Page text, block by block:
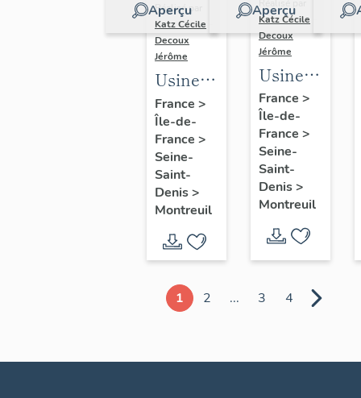
Aperçu
Réalisé par
Katz Cécile
Decoux
Jérôme
Usine
de
peausserie
Jumel
aîné,
puis
usine
de
céramique
E.
Robert
France >
Île-de-
France >
Seine-
Saint-
Denis>
Montreuil
Aperçu
Katz Cécile
Decoux
Jérôme
Usine
de
chaussures
Debard,
actuellement
logement
France >
Île-de-
France >
Seine-
Saint-
Denis>
Montreuil
1 2 ... 3 4